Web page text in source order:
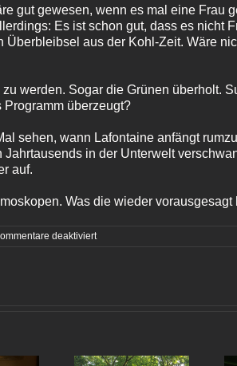
gut gewesen, wenn es mal eine Frau
Es ist schon gut, dass es nicht
aus der Kohl-Zeit. Wäre
werden. Sogar die Grünen überholt.
überzeugt?
sehen, wann Lafontaine anfängt
in der Unterwelt
auf.
Was die wieder
deaktiviertfür